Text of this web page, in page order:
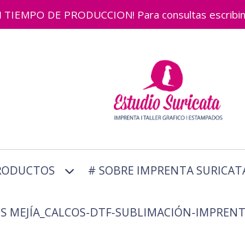
TIEMPO DE PRODUCCION! Para consultas
# SOBRE IMPRENTA
MEJÍA_CALCOS-DTF-SUBLIMACIÓN-